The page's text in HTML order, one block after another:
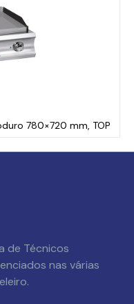
780×720 mm, TOP
de Técnicos
nas várias